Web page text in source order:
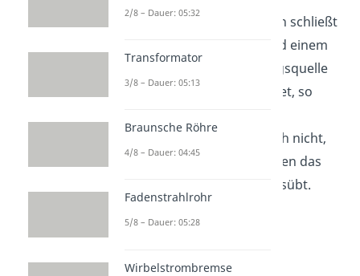
Hufeisenmagneten. Diesen schließt
du mit einer Glühbirne und einem
Schalter an eine Spannungsquelle
an. Ist der Schalter geöffnet, so
bewegt sich nicht,
da auf unbewegte Ladungen das
Magnetfeld keine Kraft ausübt.
2/8 – Dauer: 05:32
Transformator
3/8 – Dauer: 05:13
Braunsche Röhre
4/8 – Dauer: 04:45
Fadenstrahlrohr
5/8 – Dauer: 05:28
Wirbelstrombremse